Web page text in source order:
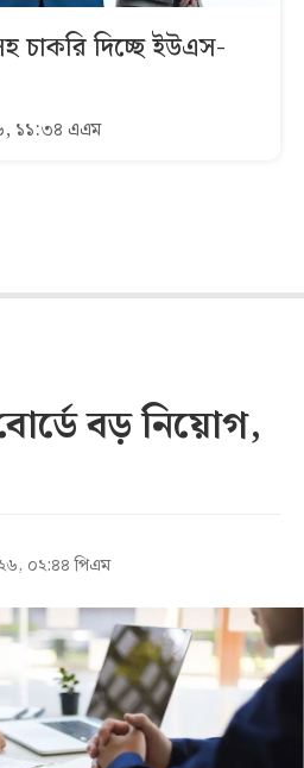
চাকরি দিচ্ছে ইউএস-
১১:৩৪ এএম
বড় নিয়োগ,
০২:৪৪ পিএম